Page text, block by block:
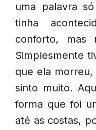
uma palavra
tinha
conforto, mas
Simplesmente
que ela
sinto muito.
forma que foi
até as costas,